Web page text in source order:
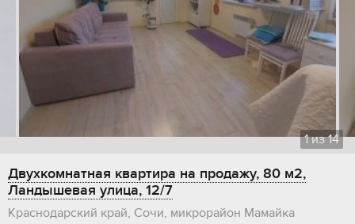
1из14
Двухкомнатная квартира на продажу, 80 м2,
Ландышевая улица, 12/7
Краснодарский край, Сочи, микрорайон Мамайка